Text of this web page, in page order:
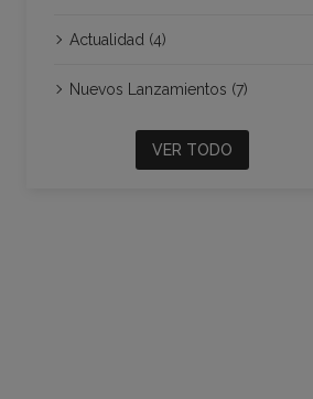
Actualidad (4)
Nuevos Lanzamientos (7)
VER TODO